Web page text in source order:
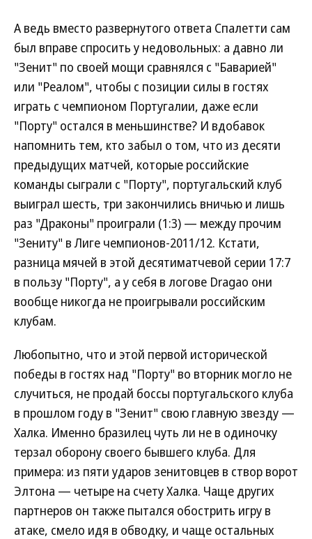
А ведь вместо развернутого ответа Спалетти сам
был вправе спросить у недовольных: а давно ли
"Зенит" по своей мощи сравнялся с "Баварией"
или "Реалом", чтобы с позиции силы в гостях
играть с чемпионом Португалии, даже если
"Порту" остался в меньшинстве? И вдобавок
напомнить тем, кто забыл о том, что из десяти
предыдущих матчей, которые российские
команды сыграли с "Порту", португальский клуб
выиграл шесть, три закончились вничью и лишь
раз "Драконы" проиграли (1:3) — между прочим
"Зениту" в Лиге чемпионов-2011/12. Кстати,
разница мячей в этой десятиматчевой серии 17:7
в пользу "Порту", а у себя в логове Dragao они
вообще никогда не проигрывали российским
клубам.
Любопытно, что и этой первой исторической
победы в гостях над "Порту" во вторник могло не
случиться, не продай боссы португальского клуба
в прошлом году в "Зенит" свою главную звезду —
Халка. Именно бразилец чуть ли не в одиночку
терзал оборону своего бывшего клуба. Для
примера: из пяти ударов зенитовцев в створ ворот
Элтона — четыре на счету Халка. Чаще других
партнеров он также пытался обострить игру в
атаке, смело идя в обводку, и чаще остальных